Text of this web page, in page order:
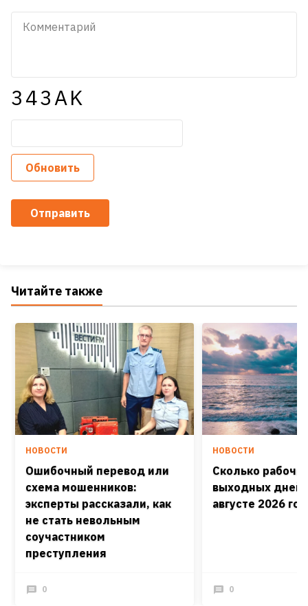
343AK
Обновить
Отправить
Читайте также
НОВОСТИ
Ошибочный перевод или
схема мошенников:
эксперты рассказали, как
не стать невольным
соучастником
преступления
0
НОВОСТИ
Сколько
выходных дней
августе 2026
0